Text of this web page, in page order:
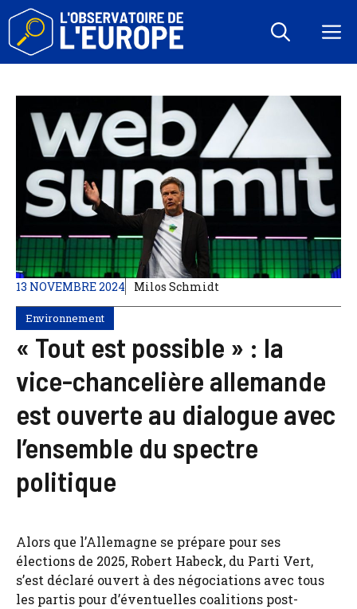
Aller
contenu
13 NOVEMBRE 2024 Milos Schmidt
Environnement
« Tout est possible » : la
vice-chancelière allemande
est ouverte au dialogue avec
l’ensemble du spectre
politique
Alors que l’Allemagne se prépare pour ses
élections de 2025, Robert Habeck, du Parti Vert,
s’est déclaré ouvert à des négociations avec tous
les partis pour d’éventuelles coalitions post-